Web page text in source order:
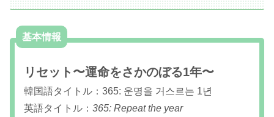
基本情報
リセット〜運命をさかのぼる1年〜
韓国語タイトル：365: 운명을 거스르는 1년
英語タイトル： 365: Repeat the year